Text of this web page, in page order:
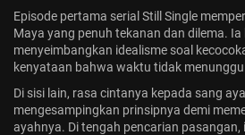
Episode pertama serial Still Single
Maya yang penuh tekanan dan dilema. Ia
menyeimbangkan idealisme soal
kenyataan bahwa waktu tidak menunggu.
Di sisi lain, rasa cintanya kepada sang
mengesampingkan prinsipnya demi
ayahnya. Di tengah pencarian